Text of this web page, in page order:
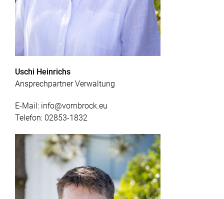
Uschi Heinrichs
Ansprechpartner Verwaltung
E-Mail: info@vornbrock.eu
Telefon: 02853-1832